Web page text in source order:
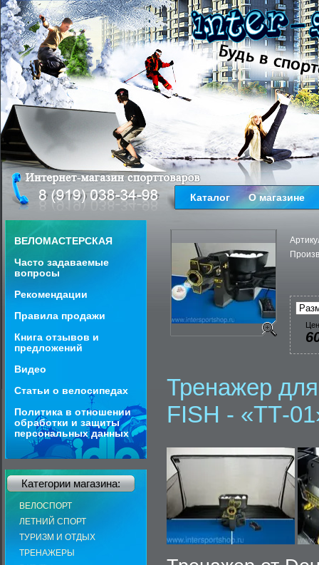
Каталог О магазине
ВЕЛОМАСТЕРСКАЯ
Часто задаваемые
вопросы
Рекомендации
Правила продажи
Книга отзывов и
предложений
Видео
Статьи о велосипедах
Политика в отношении
обработки и защиты
персональных данных
Категории магазина:
ВЕЛОСПОРТ
ЛЕТНИЙ СПОРТ
ТУРИЗМ И ОТДЫХ
ТРЕНАЖЕРЫ
Тренажер
FISH - «ТТ-